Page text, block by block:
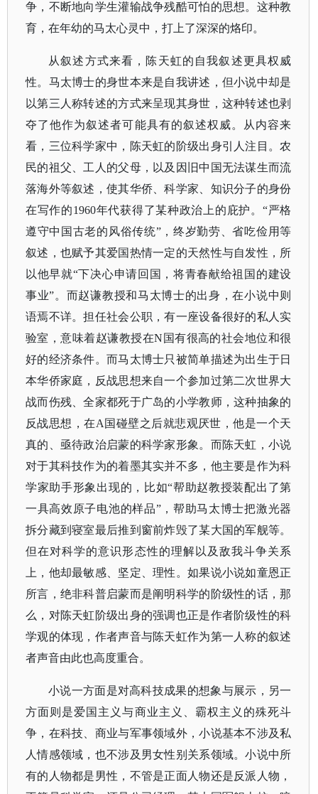
争，不断地向学生灌输战争残酷可怕的思想。这种教
育，在年幼的马太心灵中，打上了深深的烙印。
从叙述方式来看，陈天虹的自我叙述更具权威
性。马太博士的身世本来是自我讲述，但小说中却是
以第三人称转述的方式来呈现其身世，这种转述也剥
夺了他作为叙述者可能具有的叙述权威。从内容来
看，三位科学家中，陈天虹的阶级出身引人注目。农
民的祖父、工人的父母，以及因旧中国无法谋生而流
落海外等叙述，使其华侨、科学家、知识分子的身份
在写作的1960年代获得了某种政治上的庇护。“严格
遵守中国古老的风俗传统”，终岁勤劳、省吃俭用等
叙述，也赋予其爱国热情一定的天然性与自发性，所
以他早就“下决心申请回国，将青春献给祖国的建设
事业”。而赵谦教授和马太博士的出身，在小说中则
语焉不详。担任社会公职，有一座设备很好的私人实
验室，意味着赵谦教授在N国有很高的社会地位和很
好的经济条件。而马太博士只被简单描述为出生于日
本华侨家庭，反战思想来自一个参加过第二次世界大
战而伤残、全家都死于广岛的小学教师，这种抽象的
反战思想，在A国碰壁之后就悲观厌世，他是一个天
真的、亟待政治启蒙的科学家形象。而陈天虹，小说
对于其科技作为的着墨其实并不多，他主要是作为科
学家助手形象出现的，比如“帮助赵教授装配出了第
一具高效原子电池的样品”，帮助马太博士把激光器
拆分藏到寝室最后推到窗前炸毁了某大国的军舰等。
但在对科学的意识形态性的理解以及敌我斗争关系
上，他却最敏感、坚定、理性。如果说小说如童恩正
所言，绝非科普启蒙而是阐明科学的阶级性的话，那
么，对陈天虹阶级出身的强调也正是作者阶级性的科
学观的体现，作者声音与陈天虹作为第一人称的叙述
者声音由此也高度重合。
小说一方面是对高科技成果的想象与展示，另一
方面则是爱国主义与商业主义、霸权主义的殊死斗
争，在科技、商业与军事领域外，小说基本不涉及私
人情感领域，也不涉及男女性别关系领域。小说中所
有的人物都是男性，不管是正面人物还是反派人物，